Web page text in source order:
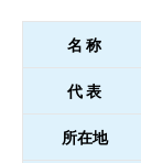
名 称
代 表
所在地